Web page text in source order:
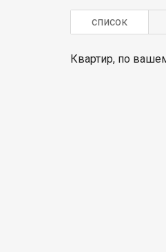
список
Квартир, по